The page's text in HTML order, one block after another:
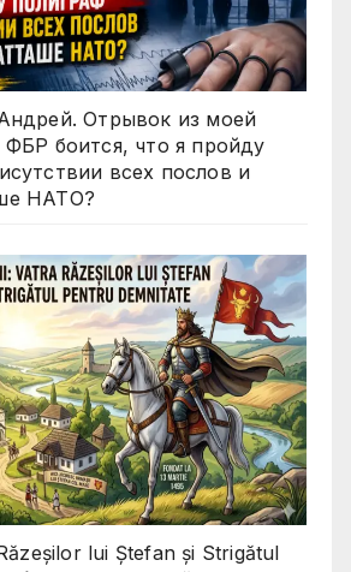
Отрывок из моей
боится, что я пройду
всех послов и
НАТО?
lui Ștefan și Strigătul